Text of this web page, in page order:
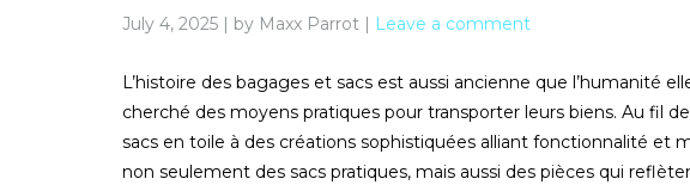
July 4, 2025 | by Maxx Parrot | Leave a comment
L’histoire des bagages et sacs est aussi ancienne que l’humanité
cherché des moyens pratiques pour transporter leurs biens. Au fil
sacs en toile à des créations sophistiquées alliant fonctionnalité et
non seulement des sacs pratiques, mais aussi des pièces qui